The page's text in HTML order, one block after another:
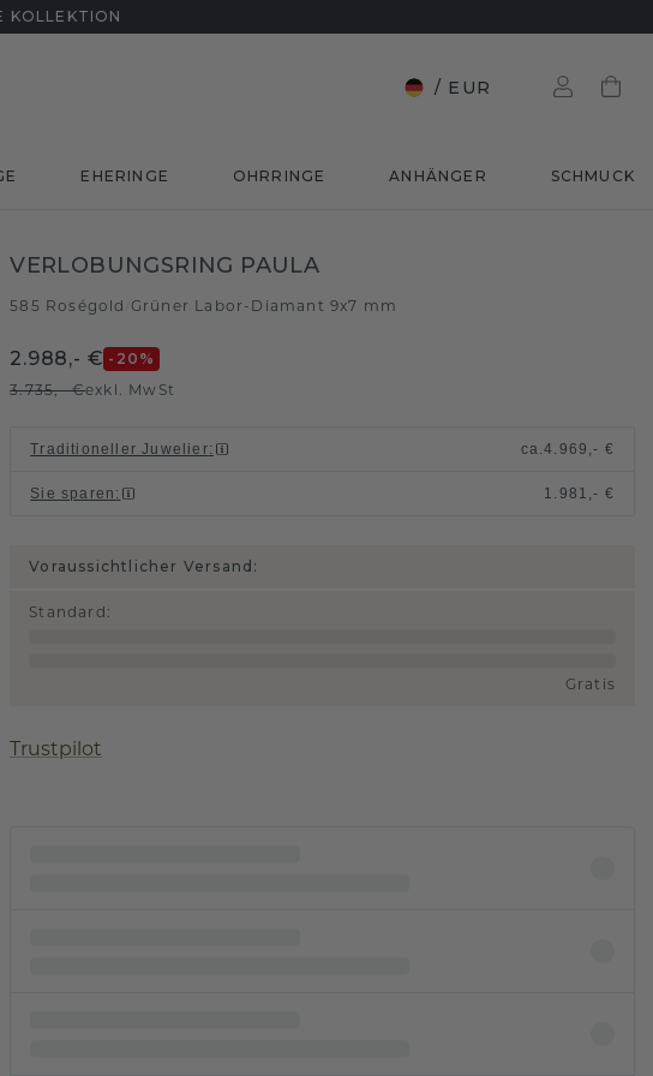
KOLLEKTION
/ EUR
EHERINGE OHRRINGE ANHÄNGER SCHMUCK
VERLOBUNGSRING PAULA
585 Roségold Grüner Labor-Diamant 9x7 mm
2.988,- € -20 %
3.735,- €exkl. MwSt
Traditioneller Juwelier: ca.4.969,- €
Sie sparen : 1.981,- €
Voraussichtlicher Versand:
Standard :
Gratis
Trustpilot